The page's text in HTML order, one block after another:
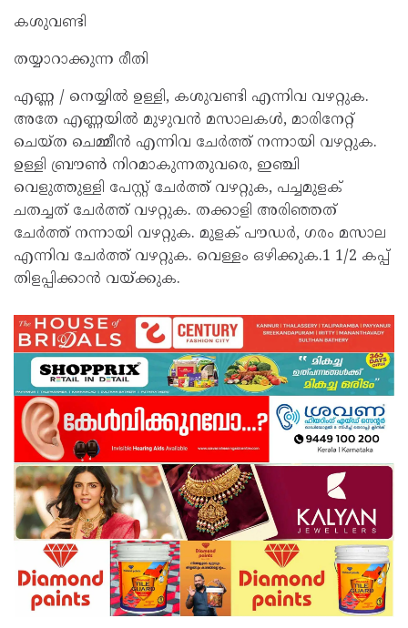
കശുവണ്ടി
തയ്യാറാക്കുന്ന രീതി
എണ്ണ / നെയ്യിൽ ഉള്ളി, കശുവണ്ടി എന്നിവ വഴറ്റുക.
അതേ എണ്ണയിൽ മുഴുവൻ മസാലകൾ, മാരിനേറ്റ്
ചെയ്ത ചെമ്മീൻ എന്നിവ ചേർത്ത് നന്നായി വഴറ്റുക.
ഉള്ളി ബ്രൗൺ നിറമാകുന്നതുവരെ, ഇഞ്ചി
വെളുത്തുള്ളി പേസ്റ്റ് ചേർത്ത് വഴറ്റുക, പച്ചമുളക്
ചതച്ചത് ചേർത്ത് വഴറ്റുക. തക്കാളി അരിഞ്ഞത്
ചേർത്ത് നന്നായി വഴറ്റുക. മുളക് പൗഡർ, ഗരം മസാല
എന്നിവ ചേർത്ത് വഴറ്റുക. വെള്ളം ഒഴിക്കുക.1 1/2 കപ്പ്
തിളപ്പിക്കാൻ വയ്ക്കുക.